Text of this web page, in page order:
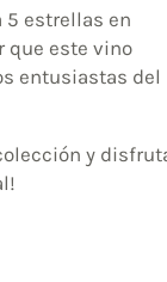
5 estrellas en
que este vino
entusiastas del
y